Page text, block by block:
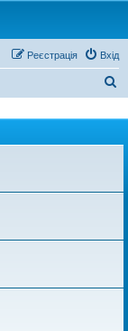
Вхід
Реєстрація
у